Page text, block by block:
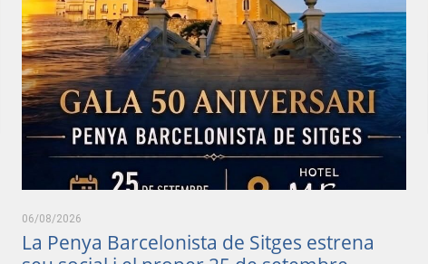
06/08/2026
La Penya Barcelonista de Sitges estrena